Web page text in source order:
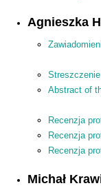
Agnieszka
Abstract of
Recenzja
Recenzja
Recenzja
Michał